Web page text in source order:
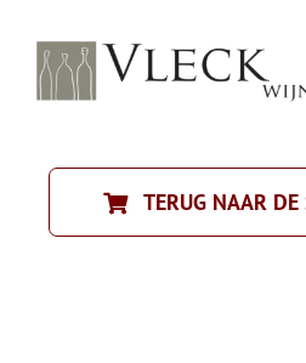
inhoud
TERUG NAAR DE